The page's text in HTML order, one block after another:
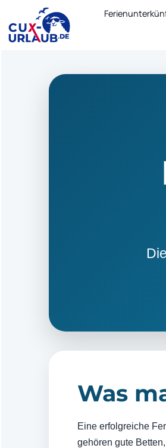
Was
Eine erfolgreiche
gehören gute